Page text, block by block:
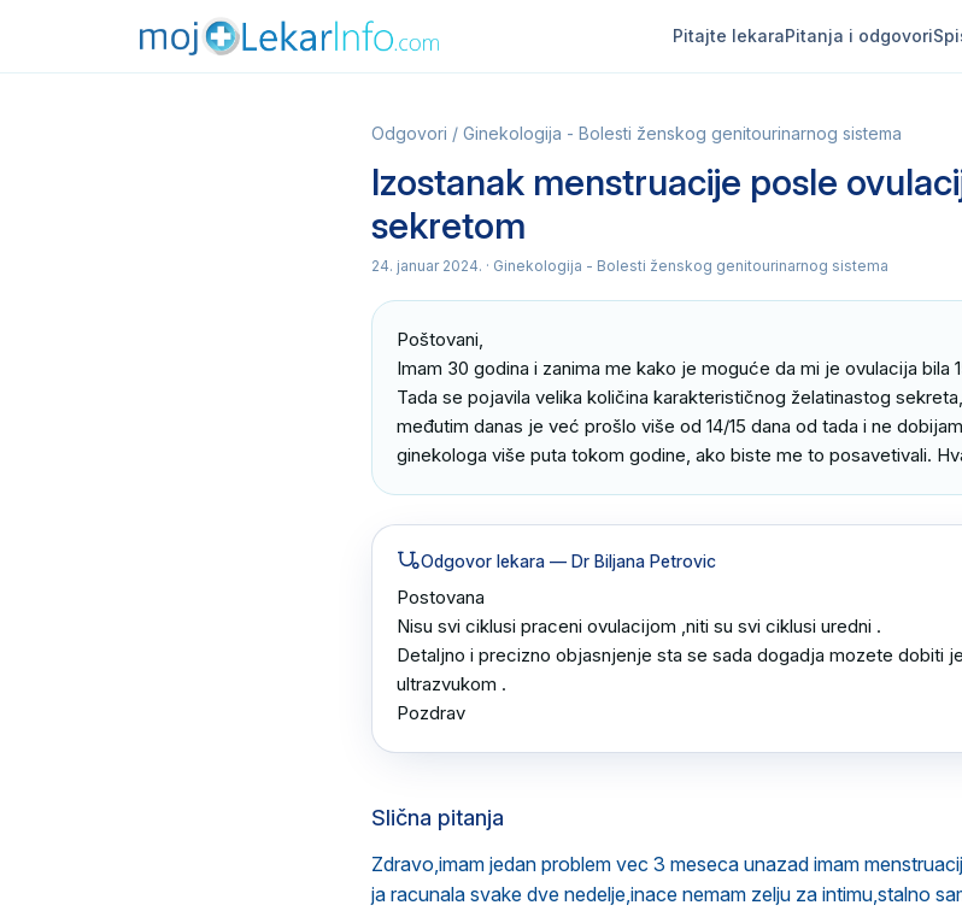
Pitajte lekaraPitanja i odgovori
Odgovori / Ginekologija - Bolesti ženskog genitourinarnog sistema
Izostanak menstruacije posle
sekretom
24. januar 2024. · Ginekologija - Bolesti ženskog genitourinarnog sistema
Poštovani,
Imam 30 godina i zanima me kako je moguće da mi je ovulacija bila
Tada se pojavila velika količina karakterističnog želatinastog
međutim danas je već prošlo više od 14/15 dana od tada i ne
ginekologa više puta tokom godine, ako biste me to posavetivali.
Odgovor lekara — Dr Biljana Petrovic
Postovana
Nisu svi ciklusi praceni ovulacijom ,niti su svi ciklusi uredni .
Detaljno i precizno objasnjenje sta se sada dogadja mozete dobiti
ultrazvukom .
Pozdrav
Slična pitanja
Zdravo,imam jedan problem vec 3 meseca unazad imam
ja racunala svake dve nedelje,inace nemam zelju za intimu,stalno